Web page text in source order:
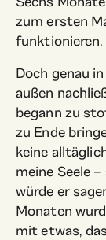
zum ersten
funktionieren.
Doch genau
außen
begann zu
zu Ende
keine
meine Seele
würde er
Monaten
mit etwas,